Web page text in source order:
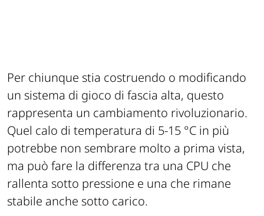
Per chiunque stia costruendo o modificando
un sistema di gioco di fascia alta, questo
rappresenta un cambiamento rivoluzionario.
Quel calo di temperatura di 5-15 °C in più
potrebbe non sembrare molto a prima vista,
ma può fare la differenza tra una CPU che
rallenta sotto pressione e una che rimane
stabile anche sotto carico.